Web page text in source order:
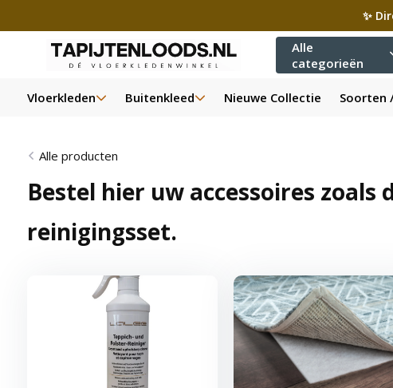
✨
Alle
categorieën
Vloerkleden Buitenkleed Nieuwe Collectie Soorten
Alle producten
Bestel hier uw accessoires
reinigingsset.